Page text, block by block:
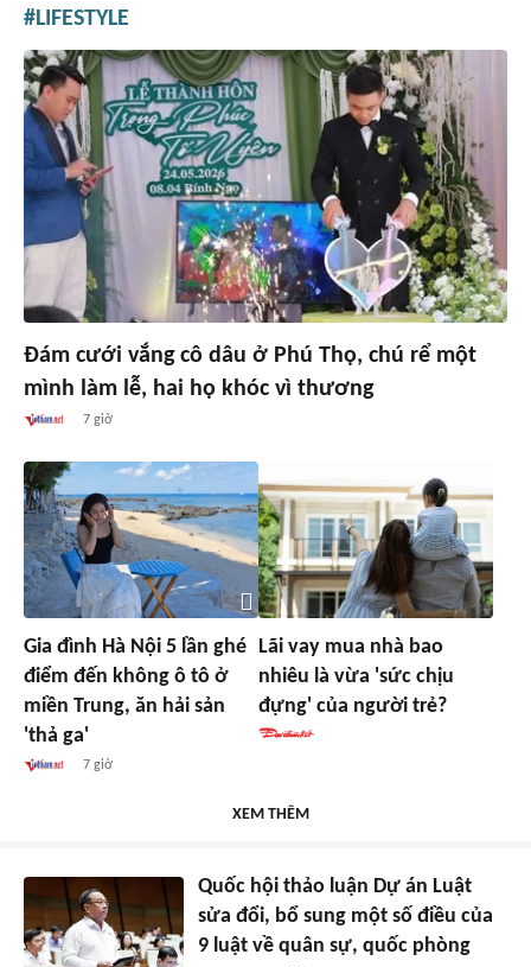
LIFESTYLE
Đám cưới vắng cô dâu ở Phú Thọ, chú rể một
mình làm lễ, hai họ khóc vì thương
7 giờ
Gia đình Hà Nội 5 lần ghé
điểm đến không ô tô ở
miền Trung, ăn hải sản
'thả ga'
7 giờ
Lãi vay mua nhà bao
nhiêu là vừa 'sức chịu
đựng' của người trẻ?
XEM THÊM
Quốc hội thảo luận Dự án Luật
sửa đổi, bổ sung một số điều của
9 luật về quân sự, quốc phòng